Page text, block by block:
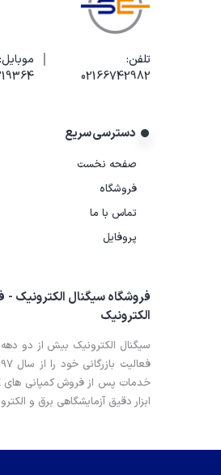
فروشگاه سیگنال الکترونیک -
الکترونیک
سیگنال الکترونیک بیش از دو
ابزار دقیق آزمایشگاهی برق و
دسترسی سریع
صفحه نخست
فروشگاه
تماس با ما
پروفایل
موبایل:
تلفن:
02166742982
|